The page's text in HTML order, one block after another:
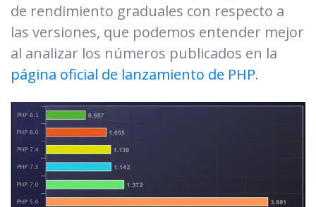
de rendimiento graduales con respecto a
las versiones, que podemos entender mejor
al analizar los números publicados en la
página oficial de lanzamiento de PHP.